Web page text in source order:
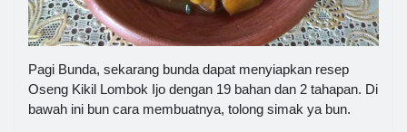
Pagi Bunda, sekarang bunda dapat menyiapkan resep
Oseng Kikil Lombok Ijo dengan 19 bahan dan 2 tahapan. Di
bawah ini bun cara membuatnya, tolong simak ya bun.